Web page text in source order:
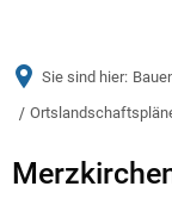
Sie sind hier:
Merzkirchen